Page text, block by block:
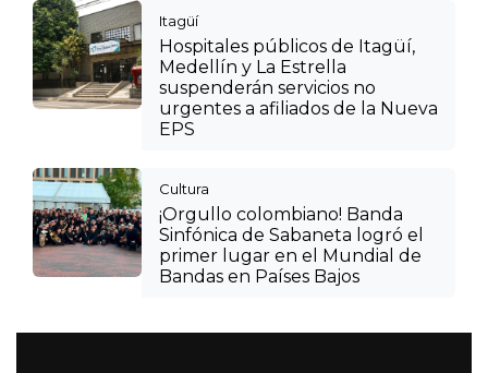
Itagüí
Hospitales públicos de Itagüí,
Medellín y La Estrella
suspenderán servicios no
urgentes a afiliados de la Nueva
EPS
Cultura
¡Orgullo colombiano! Banda
Sinfónica de Sabaneta logró el
primer lugar en el Mundial de
Bandas en Países Bajos